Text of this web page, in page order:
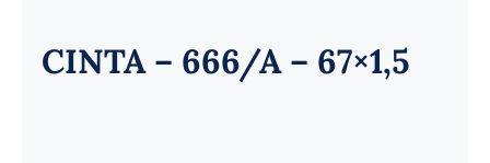
CINTA – 666/A – 67×1,5